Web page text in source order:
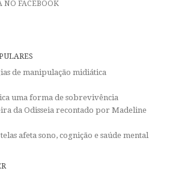
NO FACEBOOK
de manipulação midiática
uma forma de sobrevivência
da Odisseia recontado por Madeline
afeta sono, cognição e saúde mental